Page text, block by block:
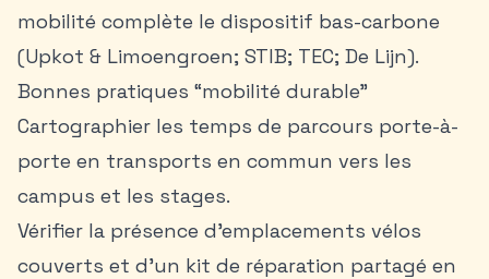
mobilité complète le dispositif bas-carbone
(Upkot & Limoengroen; STIB; TEC; De Lijn).
Bonnes pratiques “mobilité durable”
Cartographier les temps de parcours porte-à-
porte en transports en commun vers les
campus et les stages.
Vérifier la présence d’emplacements vélos
couverts et d’un kit de réparation partagé en